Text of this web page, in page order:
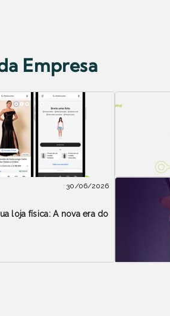
Empresa
30/06/2026
loja física: A nova era do